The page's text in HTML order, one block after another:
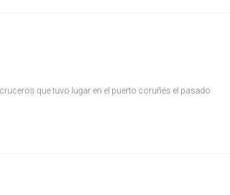
que tuvo lugar en el puerto coruñés el pasado